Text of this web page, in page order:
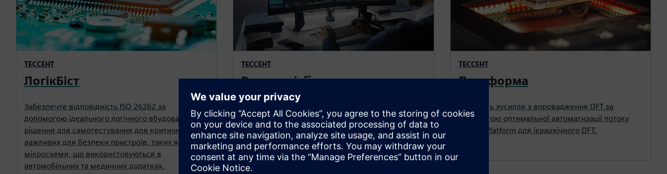
ТЕССЕНТ
ЛогікБіст
Забезпечте відповідність ISO 26262 за
допомогою ідеального логічного вбудованого
рішення для самотестування для критично
важливих для безпеки пристроїв, таких як
мікросхеми, що використовуються в
автомобільних та медичних додатках.
ТЕССЕНТ
Режим місії
щоб забезпечити тестування та діагностику
мікросхеми в будь-який момент функціональної
роботи автомобіля - основна вимога стандарту
ISO 26262.
ТЕССЕНТ
Платформа
Скоротіть зусилля з впровадження DFT за
допомогою оптимальної автоматизації потоку
Tessent Platform для ієрархічного DFT.